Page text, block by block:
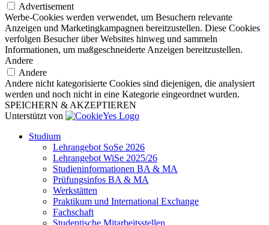
Advertisement
Werbe-Cookies werden verwendet, um Besuchern relevante
Anzeigen und Marketingkampagnen bereitzustellen. Diese Cookies
verfolgen Besucher über Websites hinweg und sammeln
Informationen, um maßgeschneiderte Anzeigen bereitzustellen.
Andere
Andere
Andere nicht kategorisierte Cookies sind diejenigen, die analysiert
werden und noch nicht in eine Kategorie eingeordnet wurden.
SPEICHERN & AKZEPTIEREN
Unterstützt von
Studium
Lehrangebot SoSe 2026
Lehrangebot WiSe 2025/26
Studieninformationen ­BA & MA
Prüfungsinfos BA & MA
Werkstätten
Praktikum und International Exchange
Fachschaft
Studentische Mitarbeitsstellen